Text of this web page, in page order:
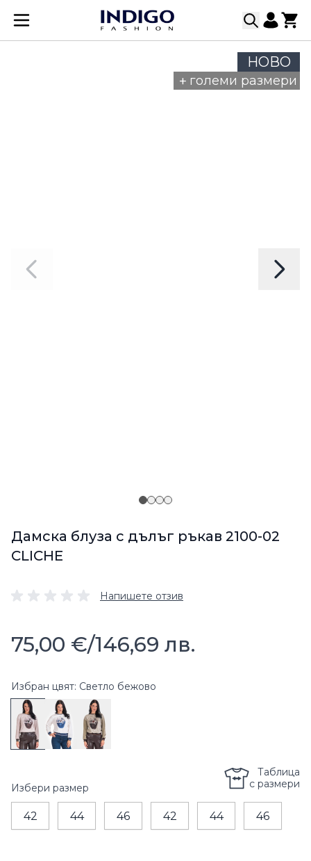
Прескачане към съдържанието
НОВО
+ големи размери
Дамска блуза с дълъг ръкав 2100-02
CLICHE
Напишете отзив
75,00 €/146,69 лв.
Избран цвят: Светло бежово
Избери размер
42 44 46 42 44 46
Таблица
с размери